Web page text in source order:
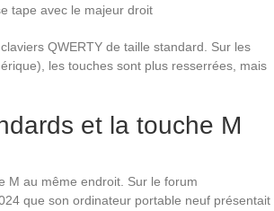
tape avec le majeur droit
QWERTY de taille standard. Sur les
les touches sont plus resserrées, mais
et la touche M
M au même endroit. Sur le forum
que son ordinateur portable neuf présentait